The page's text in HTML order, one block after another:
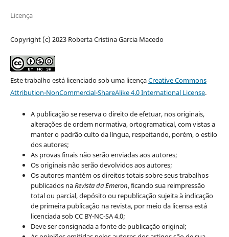
Licença
Copyright (c) 2023 Roberta Cristina Garcia Macedo
Este trabalho está licenciado sob uma licençaCreative Commons
Attribution-NonCommercial-ShareAlike 4.0 International License.
A publicação se reserva o direito de efetuar, nos originais,
alterações de ordem normativa, ortogramatical, com vistas a
manter o padrão culto da língua, respeitando, porém, o estilo
dos autores;
As provas finais não serão enviadas aos autores;
Os originais não serão devolvidos aos autores;
Os autores mantém os direitos totais sobre seus trabalhos
publicados naRevista da Emeron, ficando sua reimpressão
total ou parcial, depósito ou republicação sujeita à indicação
de primeira publicação na revista, por meio da licensa está
licenciada sob CC BY-NC-SA 4.0;
Deve ser consignada a fonte de publicação original;